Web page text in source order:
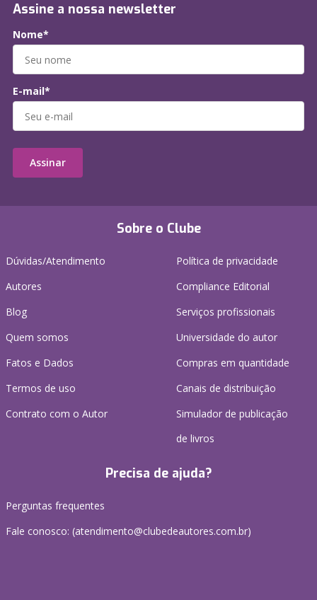
Sobre o Clube
Dúvidas/Atendimento
Autores
Blog
Quem somos
Fatos e Dados
Termos de uso
Contrato com o Autor
Política de privacidade
Compliance Editorial
Serviços profissionais
Universidade do autor
Compras em quantidade
Canais de distribuição
Simulador de publicação
de livros
Precisa de ajuda?
Perguntas frequentes
Fale conosco: (atendimento@clubedeautores.com.br)
Assine a nossa newsletter
Nome*
E-mail*
Assinar